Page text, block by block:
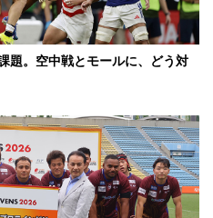
題。空中戦とモールに、どう対